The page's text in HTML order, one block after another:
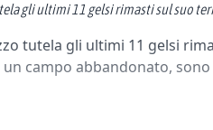
gli ultimi 11 gelsi rimasti sul suo
tutela gli ultimi 11 gelsi
un campo abbandonato,